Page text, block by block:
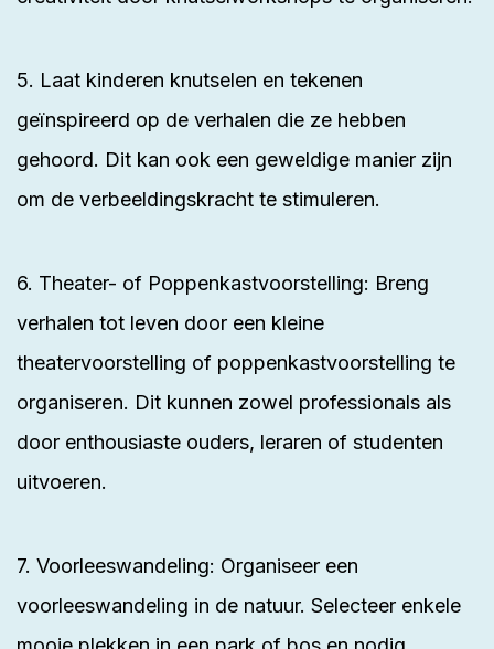
5. Laat kinderen knutselen en tekenen
geïnspireerd op de verhalen die ze hebben
gehoord. Dit kan ook een geweldige manier zijn
om de verbeeldingskracht te stimuleren.
6. Theater- of Poppenkastvoorstelling: Breng
verhalen tot leven door een kleine
theatervoorstelling of poppenkastvoorstelling te
organiseren. Dit kunnen zowel professionals als
door enthousiaste ouders, leraren of studenten
uitvoeren.
7. Voorleeswandeling: Organiseer een
voorleeswandeling in de natuur. Selecteer enkele